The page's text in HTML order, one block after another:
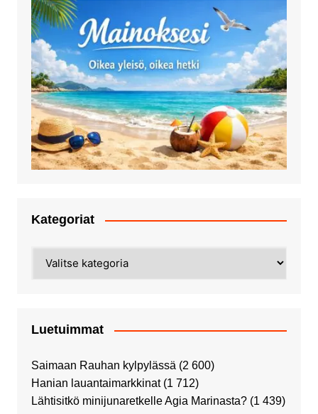
Kategoriat
Luetuimmat
Saimaan Rauhan kylpylässä (2 600)
Hanian lauantaimarkkinat (1 712)
Lähtisitkö minijunaretkelle Agia Marinasta? (1 439)